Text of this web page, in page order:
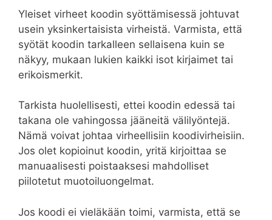
Yleiset virheet koodin syöttämisessä johtuvat
usein yksinkertaisista virheistä. Varmista, että
syötät koodin tarkalleen sellaisena kuin se
näkyy, mukaan lukien kaikki isot kirjaimet tai
erikoismerkit.
Tarkista huolellisesti, ettei koodin edessä tai
takana ole vahingossa jääneitä välilyöntejä.
Nämä voivat johtaa virheellisiin koodivirheisiin.
Jos olet kopioinut koodin, yritä kirjoittaa se
manuaalisesti poistaaksesi mahdolliset
piilotetut muotoiluongelmat.
Jos koodi ei vieläkään toimi, varmista, että se